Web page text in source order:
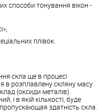
способи тонування вікон -
плівок.
скла ще в процесі
в розплавлену скляну масу
(оксиди металів).
і в якій кількості, буде
здатність скла.